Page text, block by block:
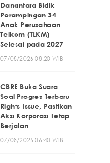
Danantara Bidik
Perampingan 34
Anak Perusahaan
Telkom (TLKM)
Selesai pada 2027
07/08/2026 08:20 WIB
CBRE Buka Suara
Soal Progres Terbaru
Rights Issue, Pastikan
Aksi Korporasi Tetap
Berjalan
07/08/2026 06:40 WIB